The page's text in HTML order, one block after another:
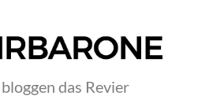
das Revier